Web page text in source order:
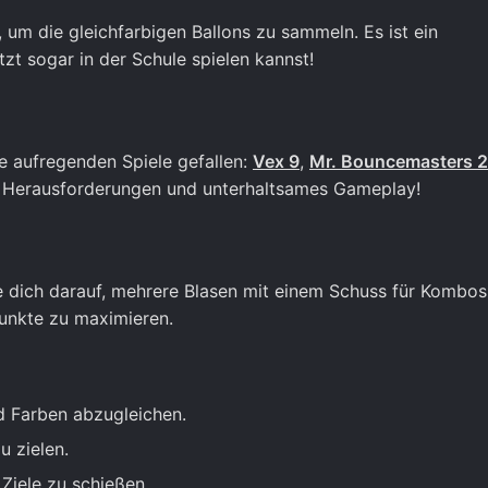
die gleichfarbigen Ballons zu sammeln. Es ist ein
sogar in der Schule spielen kannst!
aufregenden Spiele gefallen: Vex 9, Mr. Bouncemasters 2
und unterhaltsames Gameplay!
darauf, mehrere Blasen mit einem Schuss für
zu maximieren.
Farben abzugleichen.
zielen.
zu schießen.